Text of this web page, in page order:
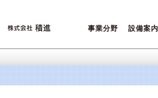
事業分野
営業ポリシー
ご相談内容について
設備案内
設備一覧